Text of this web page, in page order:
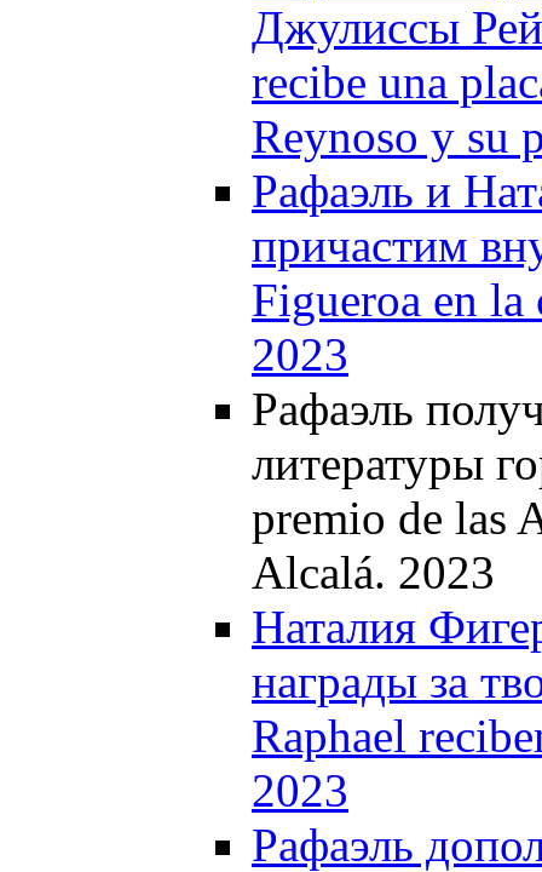
Джулиссы
recibe una
Reynoso y su
Рафаэль и
причастим
Figueroa en
2023
Рафаэль
литературы
premio de las
Alcalá. 2023
Наталия
награды за
Raphael
2023
Рафаэль